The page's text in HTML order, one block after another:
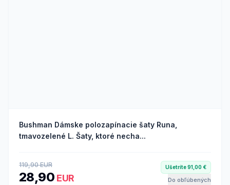
Bushman Dámske polozapínacie šaty Runa,
tmavozelené L. Šaty, ktoré necha...
119,90 EUR
28,90 EUR
Ušetríte 91,00 €
Do obľúbených